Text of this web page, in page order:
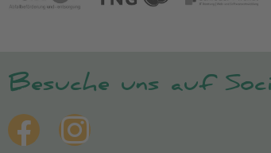
Besuche uns auf